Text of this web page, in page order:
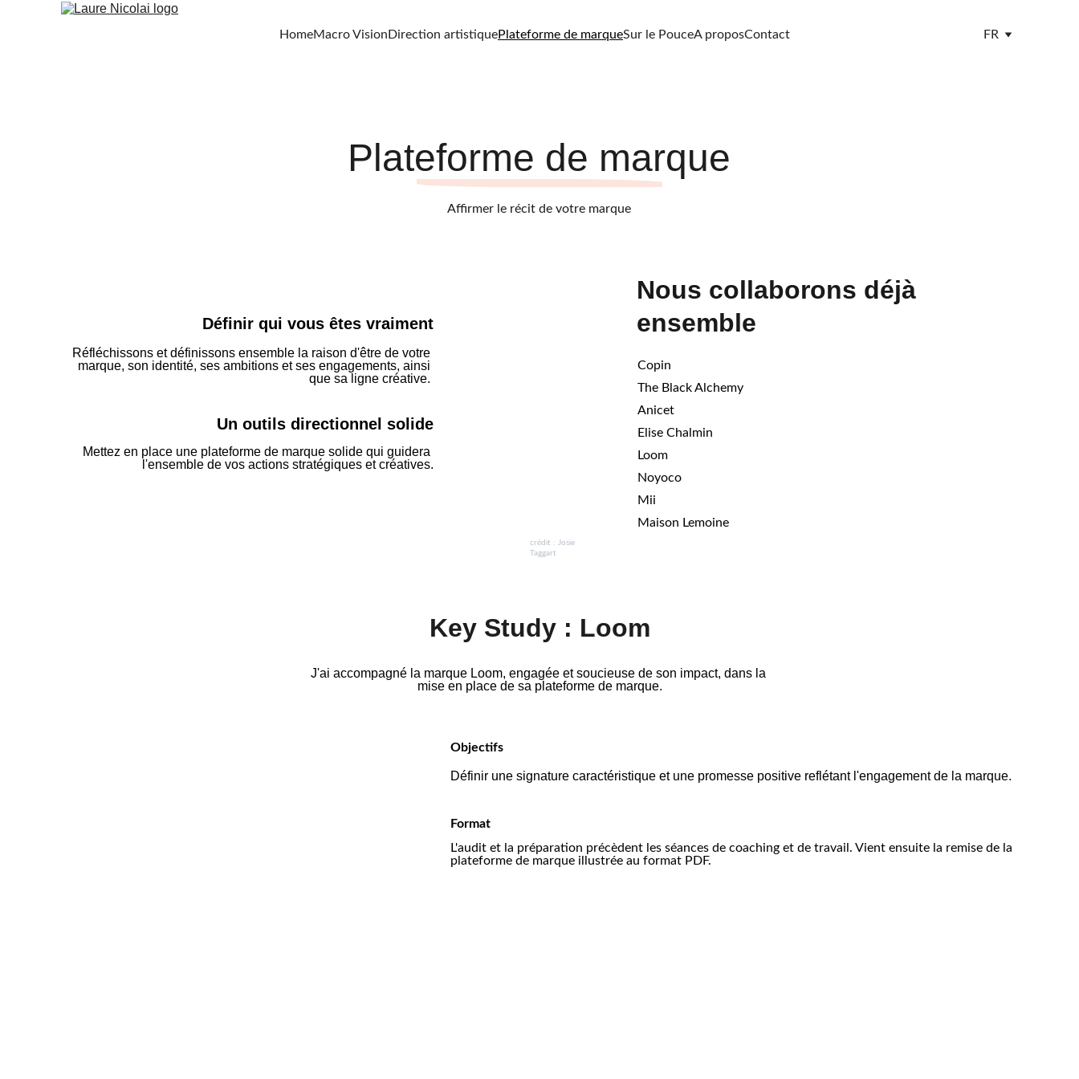
HomeMacro VisionDirection artistiquePlateforme de marqueSur le PouceA proposContact FR
Plateforme de marque
Affirmer le récit de votre marque
Définir qui vous êtes vraiment
Réfléchissons et définissons ensemble la raison d'être de votre
marque, son identité, ses ambitions et ses engagements, ainsi
que sa ligne créative.
Un outils directionnel solide
Mettez en place une plateforme de marque solide qui guidera
l'ensemble de vos actions stratégiques et créatives.
Nous collaborons déjà
ensemble
Copin
The Black Alchemy
Anicet
Elise Chalmin
Loom
Noyoco
Mii
Maison Lemoine
crédit : Josie
Taggart
Key Study : Loom
J'ai accompagné la marque Loom, engagée et soucieuse de son impact, dans la
mise en place de sa plateforme de marque.
Objectifs
Définir une signature caractéristique et une promesse positive reflétant l'engagement de la marque.
Format
L'audit et la préparation précèdent les séances de coaching et de travail. Vient ensuite la remise de la
plateforme de marque illustrée au format PDF.